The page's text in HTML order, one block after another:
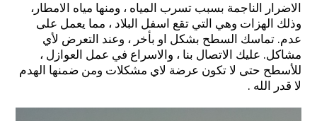
الاضرار الناجمة بسبب تسرب المياه ، ومنها مياه الامطار،
وذلك الهزات وهي التي تقع اسفل البلاد ، مما يعمل على
عدم. تماسك السطح بشكل او بأخر ، وعند التعرض لأي
مشاكل. عليك الاتصال بنا ، والاسراع في عمل العوازل ،
للأسطح حتى لا تكون عرضة لاي مشكلات ومن ضمنها الهدم
لا قدر الله .